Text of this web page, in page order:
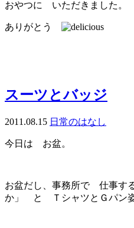
おやつに いただきました。
ありがとう
スーツとバッジ
2011.08.15 日常のはなし
今日は お盆。
お盆だし、事務所で 仕事す
か」 と ＴシャツとＧパン姿